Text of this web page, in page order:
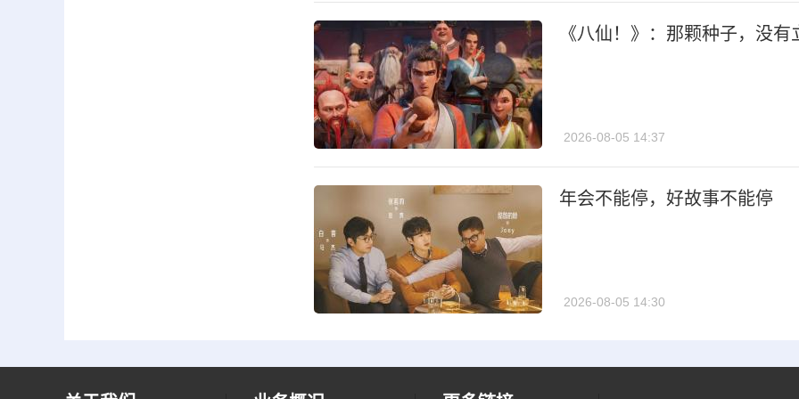
《八仙！》：那颗种子，没有
2026-08-05 14:37
年会不能停，好故事不能停
2026-08-05 14:30